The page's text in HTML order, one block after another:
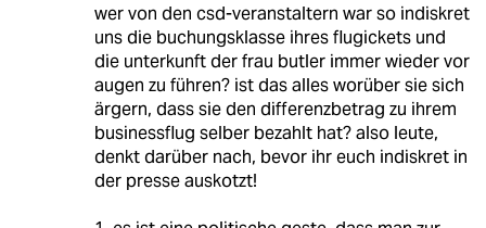
wer von den csd-veranstaltern war so indiskret
uns die buchungsklasse ihres flugickets und
die unterkunft der frau butler immer wieder vor
augen zu führen? ist das alles worüber sie sich
ärgern, dass sie den differenzbetrag zu ihrem
businessflug selber bezahlt hat? also leute,
denkt darüber nach, bevor ihr euch indiskret in
der presse auskotzt!